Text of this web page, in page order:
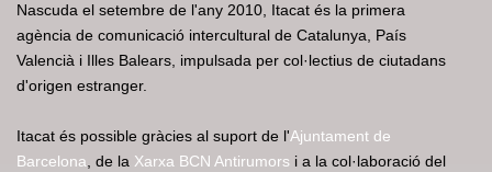
Nascuda el setembre de l'any 2010, Itacat és la primera
agència de comunicació intercultural de Catalunya, País
Valencià i Illes Balears, impulsada per col·lectius de ciutadans
d'origen estranger.
Itacat és possible gràcies al suport de l'Ajuntament de
Barcelona , de la Xarxa BCN Antirumors i a la col·laboració del